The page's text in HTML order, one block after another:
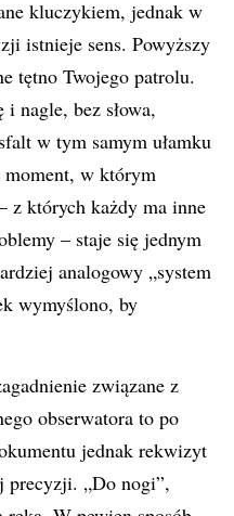
kluczykiem, jednak w
istnieje sens. Powyższy
tętno Twojego patrolu.
nagle, bez słowa,
w tym samym ułamku
moment, w którym
z których każdy ma inne
– staje się jednym
analogowy „system
wymyślono, by
związane z
obserwatora to po
jednak rekwizyt
precyzji. „Do nogi”,